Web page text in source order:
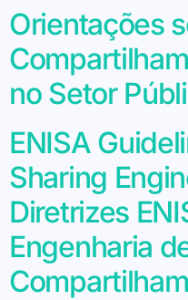
Orientações
no Setor
ENISA
Sharing
Diretrizes
Engenharia